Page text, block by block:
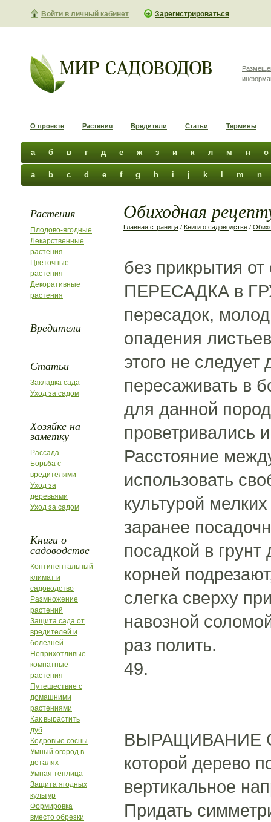
Войти в личный кабинет Зарегистрироваться
О проекте Растения Вредители Статьи Термины
а б в г д е ж з и к л м н о
a b c d e f g h i j k m n
Растения
Плодово-ягодные
Лекарственные
растения
Цветочные
растения
Декоративные
растения
Вредители
Статьи
Закладка сада
Уход за садом
Хозяйке на
заметку
Рассада
Борьба с
вредителями
Уход за
деревьями
Уход за садом
Книги о
садоводстве
Континентальный
климат и
садоводство
Размножение
растений
Защита сада от
вредителей и
болезней
Неприхотливые
комнатные
растения
Путешествие с
домашними
растениями
Как вырастить
дуб
Кедровые сосны
Умный огород в
деталях
Умная теплица
Защита ягодных
культур
Формировка
вместо обрезки
Обиходная
Главная страница / Книги о садоводстве /
без прикрытия
ПЕРЕСАДКА в
пересадок,
опадения
этого не
пересаживать в
для данной
проветривались
Расстояние
использовать
культурой
заранее
посадкой в
корней
слегка сверху
навозной
раз полить.
49.
ВЫРАЩИВАНИЕ
которой дерево
вертикальное
Придать